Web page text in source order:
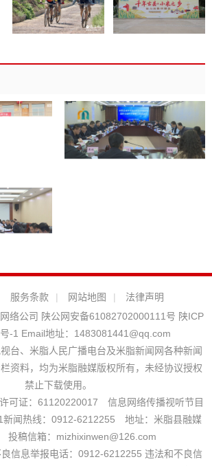
服务条款 | 网站地图 |
法律声明
络公司 陕公网安备61082702000111号 陕ICP
-1 Email地址： 1483081441@qq.com
台、米脂人民广播电台及米脂新闻网各种新闻
栏资料，均为米脂融媒版权所有，未经协议授权
禁止下载使用。
可证：61120220017 信息网络传播视听节目
新闻热线：0912-6212255 地址：米脂县融媒
稿信箱：mizhixinwen@126.com
信息举报电话：0912-6212255 违法和不良信